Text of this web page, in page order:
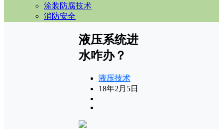
涂装防腐技术
消防安全
液压系统进
水咋办？
液压技术
18年2月5日